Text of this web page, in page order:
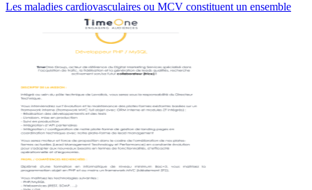
Les maladies cardiovasculaires ou MCV constituent un ensemble